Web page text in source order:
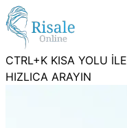
CTRL+K KISA YOLU İLE
HIZLICA ARAYIN